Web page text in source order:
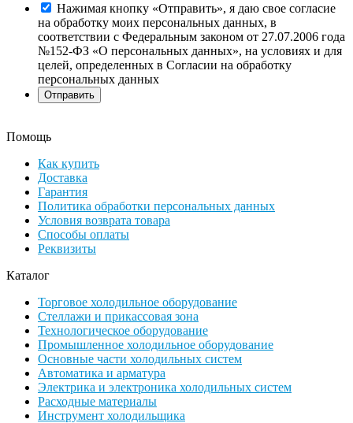
Нажимая кнопку «Отправить», я даю свое согласие
на обработку моих персональных данных, в
соответствии с Федеральным законом от 27.07.2006 года
№152-ФЗ «О персональных данных», на условиях и для
целей, определенных в Согласии на обработку
персональных данных
Помощь
Как купить
Доставка
Гарантия
Политика обработки персональных данных
Условия возврата товара
Способы оплаты
Реквизиты
Каталог
Торговое холодильное оборудование
Стеллажи и прикассовая зона
Технологическое оборудование
Промышленное холодильное оборудование
Основные части холодильных систем
Автоматика и арматура
Электрика и электроника холодильных систем
Расходные материалы
Инструмент холодильщика